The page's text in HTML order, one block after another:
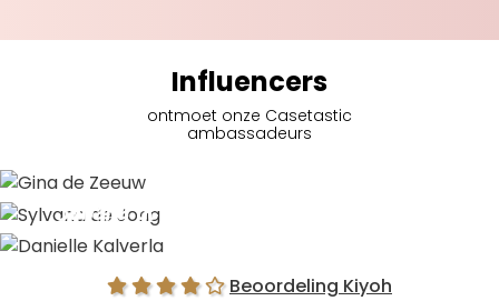
Influencers
ontmoet onze Casetastic
ambassadeurs
Sylvana de Jong
Beoordeling Kiyoh